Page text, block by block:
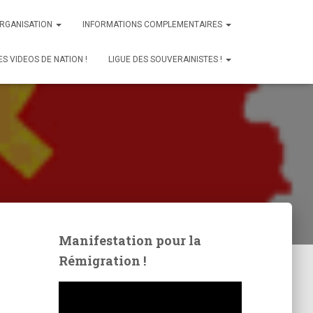
INFORMATIONS COMPLEMENTAIRES
VIDEOS DE NATION ! LIGUE DES SOUVERAINISTES !
Manifestation pour la
Rémigration !